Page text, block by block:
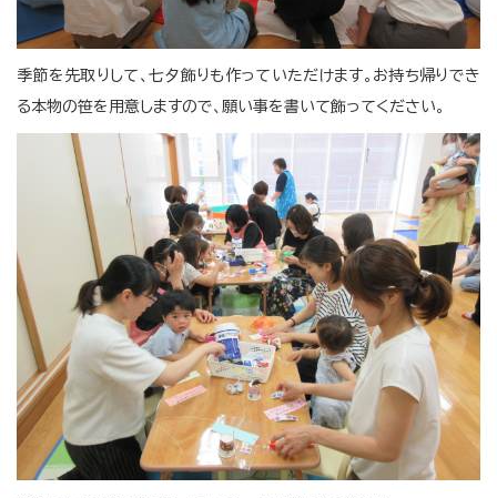
季節を先取りして、七夕飾りも作っていただけます。お持ち帰りでき
る本物の笹を用意しますので、願い事を書いて飾ってください。